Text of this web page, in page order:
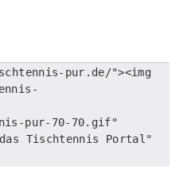
pur.de/"><img
pur-70-70.gif"
Tischtennis Portal"